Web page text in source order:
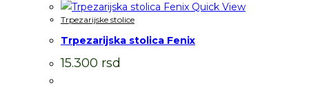
Quick View
Trpezarijske stolice
Trpezarijska stolica Fenix
15.300 rsd